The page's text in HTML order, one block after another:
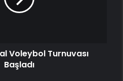
Voleybol Turnuvası
Başladı